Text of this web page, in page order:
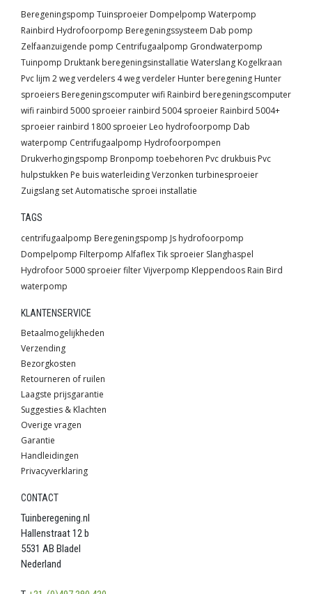
Beregeningspomp Tuinsproeier Dompelpomp Waterpomp
Rainbird Hydrofoorpomp Beregeningssysteem Dab pomp
Zelfaanzuigende pomp Centrifugaalpomp Grondwaterpomp
Tuinpomp Druktank beregeningsinstallatie Waterslang Kogelkraan
Pvc lijm 2 weg verdelers 4 weg verdeler Hunter beregening Hunter
sproeiers Beregeningscomputer wifi Rainbird beregeningscomputer
wifi rainbird 5000 sproeier rainbird 5004 sproeier Rainbird 5004+
sproeier rainbird 1800 sproeier Leo hydrofoorpomp Dab
waterpomp Centrifugaalpomp Hydrofoorpompen
Drukverhogingspomp Bronpomp toebehoren Pvc drukbuis Pvc
hulpstukken Pe buis waterleidingVerzonken turbinesproeier
Zuigslang setAutomatische sproei installatie
TAGS
centrifugaalpomp Beregeningspomp Js hydrofoorpomp
Dompelpomp Filterpomp AlfaflexTik sproeier Slanghaspel
Hydrofoor5000 sproeierfilterVijverpomp Kleppendoos Rain Bird
waterpomp
KLANTENSERVICE
Betaalmogelijkheden
Verzending
Bezorgkosten
Retourneren of ruilen
Laagste prijsgarantie
Suggesties & Klachten
Overige vragen
Garantie
Handleidingen
Privacyverklaring
CONTACT
Tuinberegening.nl
Hallenstraat 12 b
5531 AB Bladel
Nederland